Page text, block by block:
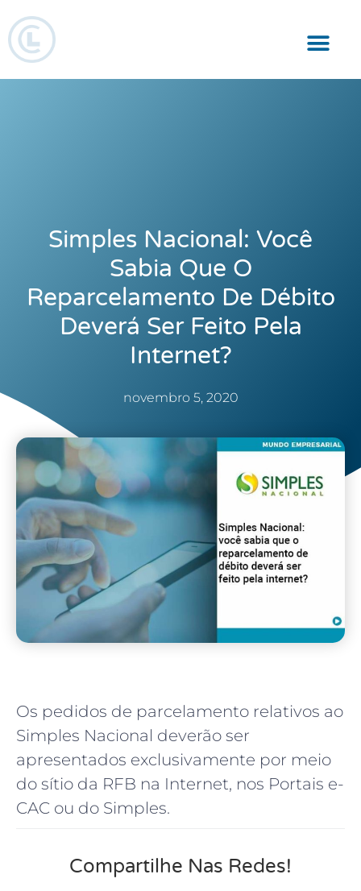
Simples Nacional: Você
Sabia Que O
Reparcelamento De Débito
Deverá Ser Feito Pela
Internet?
novembro 5, 2020
Os pedidos de parcelamento relativos ao
Simples Nacional deverão ser
apresentados exclusivamente por meio
do sítio da RFB na Internet, nos Portais e-
CAC ou do Simples.
Compartilhe Nas Redes!